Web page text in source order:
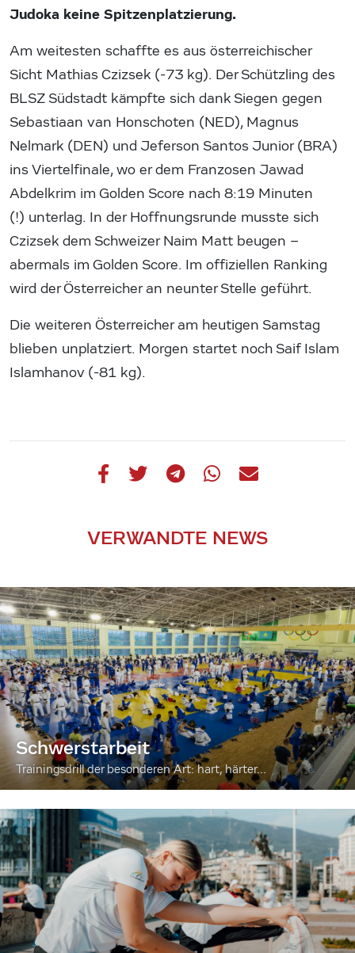
Judoka keine Spitzenplatzierung.
Am weitesten schaffte es aus österreichischer
Sicht Mathias Czizsek (-73 kg). Der Schützling des
BLSZ Südstadt kämpfte sich dank Siegen gegen
Sebastiaan van Honschoten (NED), Magnus
Nelmark (DEN) und Jeferson Santos Junior (BRA)
ins Viertelfinale, wo er dem Franzosen Jawad
Abdelkrim im Golden Score nach 8:19 Minuten
(!) unterlag. In der Hoffnungsrunde musste sich
Czizsek dem Schweizer Naim Matt beugen –
abermals im Golden Score. Im offiziellen Ranking
wird der Österreicher an neunter Stelle geführt.
Die weiteren Österreicher am heutigen Samstag
blieben unplatziert. Morgen startet noch Saif Islam
Islamhanov (-81 kg).
VERWANDTE NEWS
Schwerstarbeit
Trainingsdrill der besonderen Art: hart, härter...